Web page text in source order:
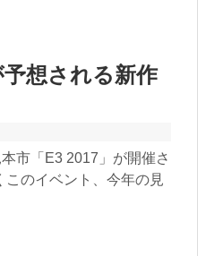
想される新作
市「E3 2017」が開催さ
のイベント、今年の見